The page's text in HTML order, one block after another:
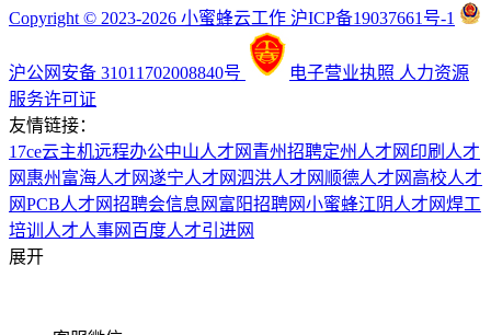
Copyright © 2023-2026 小蜜蜂云工作 沪ICP备19037661号-1
沪公网安备 31011702008840号 电子营业执照 人力资源
服务许可证
友情链接：
17ce云主机远程办公中山人才网 青州招聘定州人才网 印刷人才
网 惠州富海人才网遂宁人才网泗洪人才网 顺德人才网 高校人才
网PCB人才网招聘会信息网 富阳招聘网小蜜蜂江阴人才网焊工
培训 人才人事网 百度人才引进网
展开